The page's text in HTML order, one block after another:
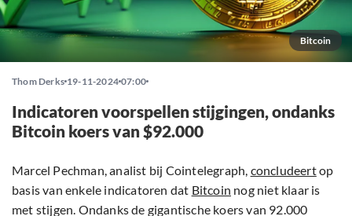
Bitcoin
Thom Derks 19-11-2024 07:00
Indicatoren voorspellen stijgingen, ondanks
Bitcoin koers van $92.000
Marcel Pechman, analist bij Cointelegraph, concludeertop
basis van enkele indicatoren dat Bitcoin nog niet klaar is
met stijgen. Ondanks de gigantische koers van 92.000